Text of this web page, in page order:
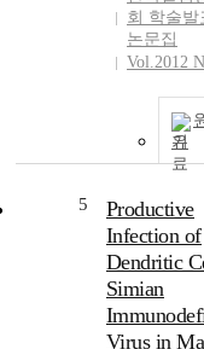
회 학술발
논문집
Vol.2012
기
5
Productive
Infection of
Dendritic
Simian
Virus in